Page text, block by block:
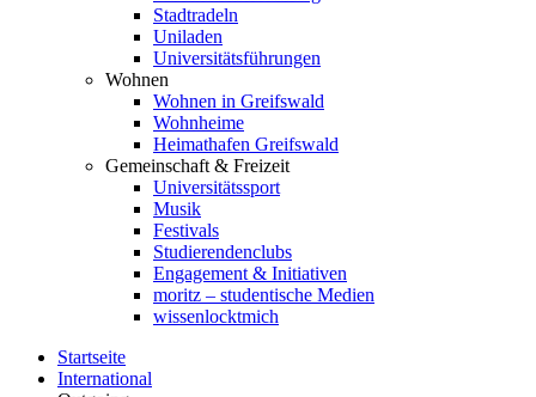
Stadtradeln
Uniladen
Universitätsführungen
Wohnen
Wohnen in Greifswald
Wohnheime
Heimathafen Greifswald
Gemeinschaft & Freizeit
Universitätssport
Musik
Festivals
Studierendenclubs
Engagement & Initiativen
moritz – studentische Medien
wissenlocktmich
Startseite
International